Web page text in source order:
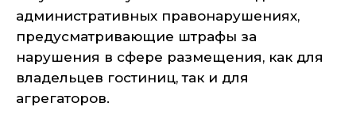
административных правонарушениях,
предусматривающие штрафы за
нарушения в сфере размещения, как для
владельцев гостиниц, так и для
агрегаторов.